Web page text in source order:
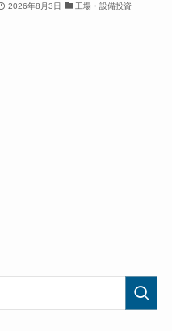
2026年8月3日 工場・設備投資